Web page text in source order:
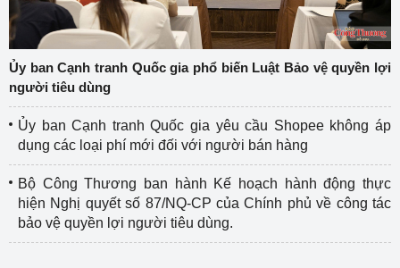
Ủy ban Cạnh tranh Quốc gia phổ biến Luật Bảo vệ quyền lợi
người tiêu dùng
Ủy ban Cạnh tranh Quốc gia yêu cầu Shopee không áp
dụng các loại phí mới đối với người bán hàng
Bộ Công Thương ban hành Kế hoạch hành động thực
hiện Nghị quyết số 87/NQ-CP của Chính phủ về công tác
bảo vệ quyền lợi người tiêu dùng.